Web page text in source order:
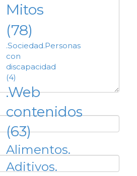
Mitos
(78)
.Sociedad.Personas
con
discapacidad
(4)
.Web
contenidos
(63)
Alimentos.
Aditivos.